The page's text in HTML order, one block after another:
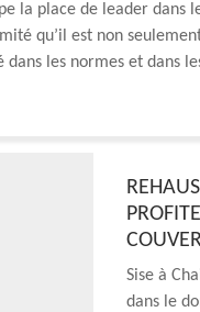
la place de leader dans
qu’il est non
les normes et dans
Sise à
dans le